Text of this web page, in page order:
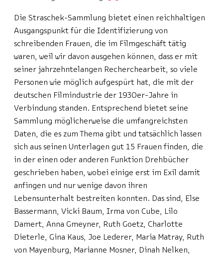
Die Straschek-Sammlung bietet einen reichhaltigen
Ausgangspunkt für die Identifizierung von
schreibenden Frauen, die im Filmgeschäft tätig
waren, weil wir davon ausgehen können, dass er mit
seiner jahrzehntelangen Recherchearbeit, so viele
Personen wie möglich aufgespürt hat, die mit der
deutschen Filmindustrie der 1930er-Jahre in
Verbindung standen. Entsprechend bietet seine
Sammlung möglicherweise die umfangreichsten
Daten, die es zum Thema gibt und tatsächlich lassen
sich aus seinen Unterlagen gut 15 Frauen finden, die
in der einen oder anderen Funktion Drehbücher
geschrieben haben, wobei einige erst im Exil damit
anfingen und nur wenige davon ihren
Lebensunterhalt bestreiten konnten. Das sind, Else
Bassermann, Vicki Baum, Irma von Cube, Lilo
Damert, Anna Gmeyner, Ruth Goetz, Charlotte
Dieterle, Gina Kaus, Joe Lederer, Maria Matray, Ruth
von Mayenburg, Marianne Mosner, Dinah Nelken,